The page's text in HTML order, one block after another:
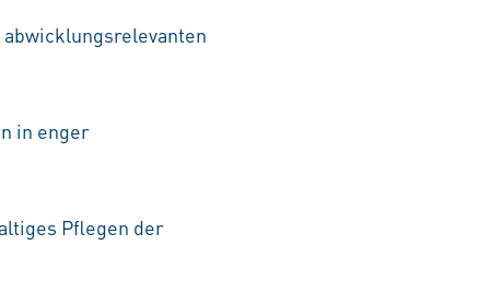
in enger
Pflegen der